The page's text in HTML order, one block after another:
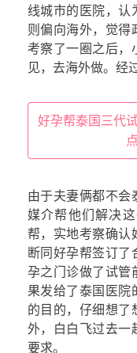
线城市的医院，认
则偏向海外，觉得
考察了一圈之后，
见，去海外做。经
好孕帮泰国三代
由于夫妻俩都不会
媒介帮他们解决
帮，实地考察确认
断同好孕帮签订了
孕之门诊做了试管
果发给了泰国医院
的目的，仔细想了
外，白白飞过去一
要求。